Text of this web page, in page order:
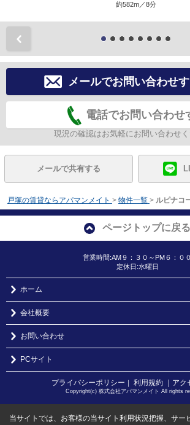
約582m／8分
メールでお問い合わせ
電話でお問い合わせ
現況の確認はお気軽にお問い合わせく
メールで共有する
戸塚の賃貸ならアパマンメイト > 物件一覧 > ルピナコ
ページトップに戻る
営業時間:AM９：３０～PM６：００
定休日:水曜日
ホーム
会社概要
お問い合わせ
PCサイト
プライバシーポリシー 利用規約 ｜ア
Copyright(c) 株式会社アパマンメイト All rights
当サイトでは、お客様の当サイト利用状況把握、サー